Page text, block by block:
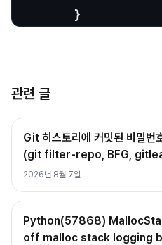
관련 글
Git 히스토리에 커밋된 비밀번
(git filter-repo, BFG,
2026년 8월 7일
Python(57868)
off malloc stack logging